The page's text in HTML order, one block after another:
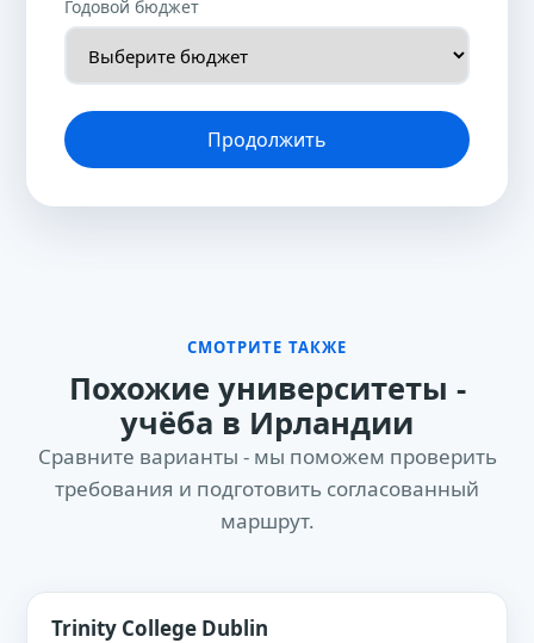
Годовой бюджет
Продолжить
СМОТРИТЕ ТАКЖЕ
Похожие университеты -
учёба в Ирландии
Сравните варианты - мы поможем проверить
требования и подготовить согласованный
маршрут.
Trinity College Dublin